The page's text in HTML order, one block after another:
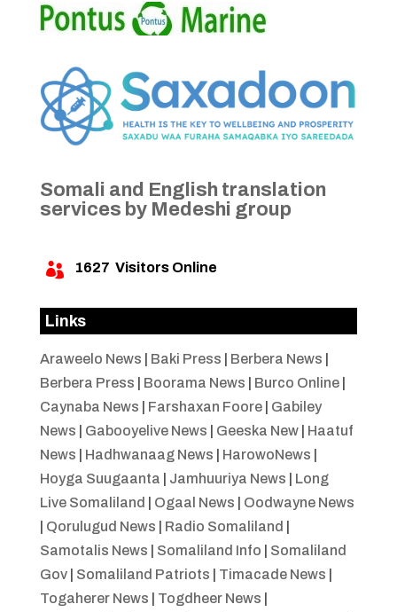
Somali and English translation
services by Medeshi group
 1627 Visitors Online
Links
Araweelo News Baki Press Berbera News
Berbera Press
Boorama News Burco Online|
Caynaba News
Farshaxan Foore| Gabiley
News
Gabooyelive News Geeska New| Haatuf
News
Hadhwanaag News HarowoNews
Hoyga Suugaanta
Jamhuuriya News
Long
Live Somaliland
Ogaal News
Oodwayne News
Qorulugud News Radio Somaliland
Samotalis News
Somaliland Info
Somaliland
Gov| Somaliland Patriots Timacade News
Togaherer News
Togdheer News